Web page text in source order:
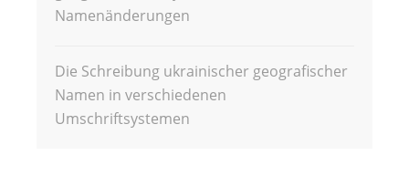
Namenänderungen
Die Schreibung ukrainischer geografischer
Namen in verschiedenen
Umschriftsystemen